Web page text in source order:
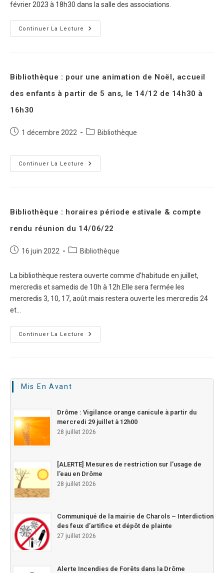
février 2023 à 18h30 dans la salle des associations.
Continuer La Lecture
Bibliothèque : pour une animation de Noël, accueil
des enfants à partir de 5 ans, le 14/12 de 14h30 à
16h30
1 décembre 2022 Bibliothèque
Continuer La Lecture
Bibliothèque : horaires période estivale & compte
rendu réunion du 14/06/22
16 juin 2022 Bibliothèque
La bibliothèque restera ouverte comme d'habitude en juillet,
mercredis et samedis de 10h à 12h.Elle sera fermée les
mercredis 3, 10, 17, août mais restera ouverte les mercredis 24
et…
Continuer La Lecture
Mis En Avant
Drôme : Vigilance orange canicule à partir du
mercredi 29 juillet à 12h00
28 juillet 2026
[ALERTE] Mesures de restriction sur l’usage de
l’eau en Drôme
28 juillet 2026
Communiqué de la mairie de Charols – Interdiction
des feux d’artifice et dépôt de plainte
27 juillet 2026
Alerte Incendies de Forêts dans la Drôme